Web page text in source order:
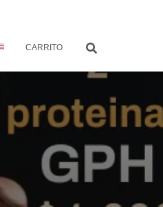
CARRITO